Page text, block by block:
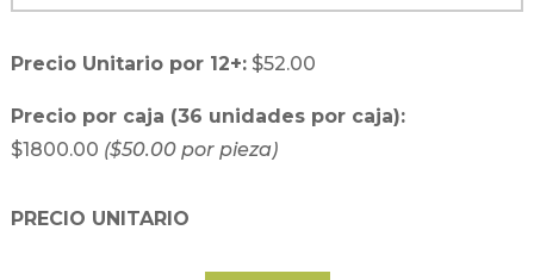
Precio Unitario por 12+:$52.00
Precio por caja (36 unidades por caja):
$1800.00 ($50.00 por pieza)
PRECIO UNITARIO